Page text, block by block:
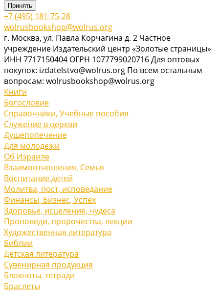
Принять
+7 (495) 181-75-28
wolrusbookshop@wolrus.org
г. Москва, ул. Павла Корчагина д. 2 Частное
учреждение Издательский центр «Золотые страницы»
ИНН 7717150404 ОГРН 1077799020716 Для оптовых
покупок: izdatelstvo@wolrus.org По всем остальным
вопросам: wolrusbookshop@wolrus.org
Книги
Богословие
Справочники, Учебные пособия
Служение в церкви
Душепопечение
Для молодежи
Об Израиле
Взаимоотношения, Cемья
Воспитание детей
Молитва, пост, исповедание
Финансы, Бизнес, Успех
Здоровье, исцеление, чудеса
Проповеди, пророчества, лекции
Художественная литература
Библии
Детская литература
Сувенирная продукция
Блокноты, тетради
Браслеты